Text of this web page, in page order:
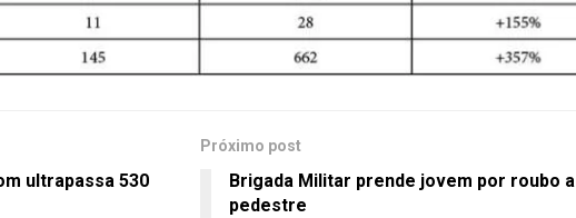
ultrapassa 530
Próximo post
Brigada Militar prende jovem por roubo a
pedestre